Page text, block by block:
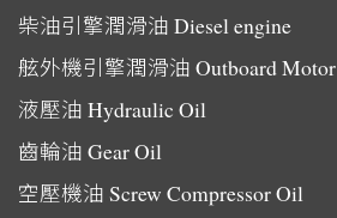
柴油引擎潤滑油 Diesel engine
舷外機引擎潤滑油 Outboard Motor
液壓油 Hydraulic Oil
齒輪油 Gear Oil
空壓機油 Screw Compressor Oil